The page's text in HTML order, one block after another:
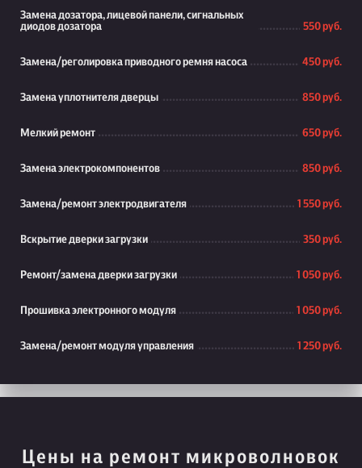
Замена дозатора, лицевой панели, сигнальных
диодов дозатора
550 руб.
Замена/реголировка приводного ремня насоса 450 руб.
Замена уплотнителя дверцы 850 руб.
Мелкий ремонт 650 руб.
Замена электрокомпонентов 850 руб.
Замена/ремонт электродвигателя 1 550 руб.
Вскрытие дверки загрузки 350 руб.
Ремонт/замена дверки загрузки 1 050 руб.
Прошивка электронного модуля 1 050 руб.
Замена/ремонт модуля управления 1 250 руб.
Цены на ремонт микроволновок